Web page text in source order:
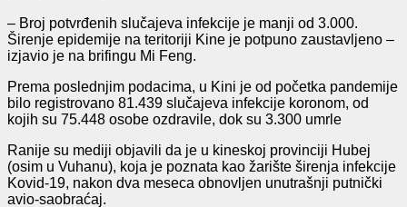
– Broj potvrđenih slučajeva infekcije je manji od 3.000.
Širenje epidemije na teritoriji Kine je potpuno zaustavljeno –
izjavio je na brifingu Mi Feng.
Prema poslednjim podacima, u Kini je od početka pandemije
bilo registrovano 81.439 slučajeva infekcije koronom, od
kojih su 75.448 osobe ozdravile, dok su 3.300 umrle
Ranije su mediji objavili da je u kineskoj provinciji Hubej
(osim u Vuhanu), koja je poznata kao žarište širenja infekcije
Kovid-19, nakon dva meseca obnovljen unutrašnji putnički
avio-saobraćaj.